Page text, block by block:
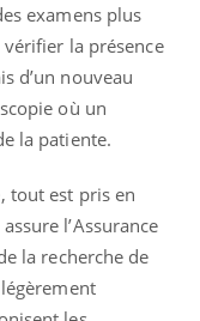
examens plus
la présence
d’un nouveau
où un
la patiente.
tout est pris en
l’Assurance
la recherche de